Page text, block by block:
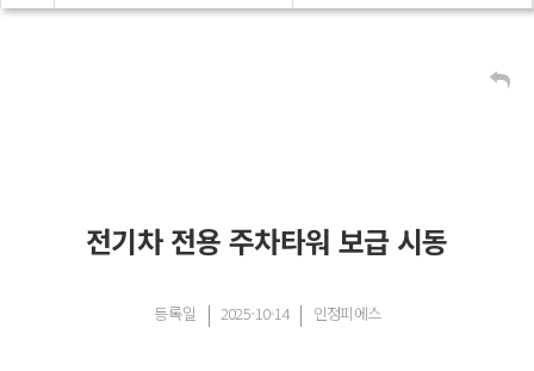
전기차 전용 주차타워 보급 시동
등록일 2025-10-14 인정피에스